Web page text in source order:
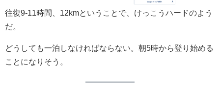
往復9-11時間、12kmということで、けっこうハードのよう
だ。
どうしても一泊しなければならない。朝5時から登り始める
ことになりそう。